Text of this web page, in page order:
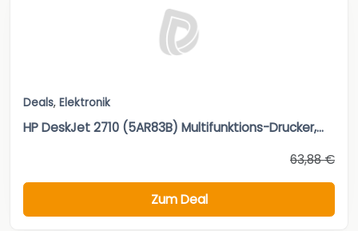
Deals, Elektronik
HP DeskJet 2710 (5AR83B) Multifunktions-Drucker,...
63,88 €
Zum Deal